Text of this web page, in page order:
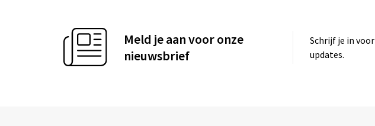
Meld je aan voor onze
nieuwsbrief
Schrijf je in
updates.